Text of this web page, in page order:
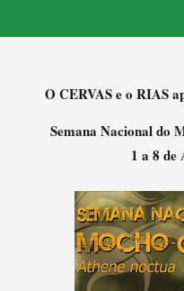
O CERVAS e o RIAS
Semana Nacional do
1 a 8 de